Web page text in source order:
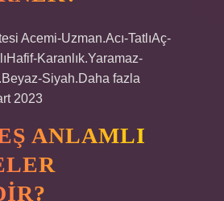
Acemi-Uzman.Acı-TatlıAç-
Karanlık.Yaramaz-
Siyah.Daha fazla
2023
ANLAMLI